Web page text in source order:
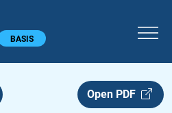
BASIS
Open PDF